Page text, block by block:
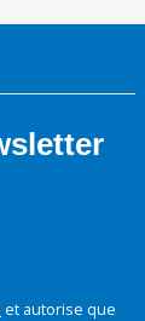
et autorise que